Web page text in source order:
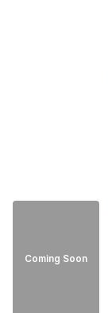
Coming Soon